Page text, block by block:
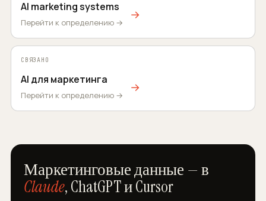
AI marketing systems
Перейти к определению →
→
СВЯЗАНО
AI для маркетинга
Перейти к определению →
→
Маркетинговые данные — в
Claude, ChatGPT и Cursor